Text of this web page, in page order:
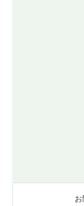
お